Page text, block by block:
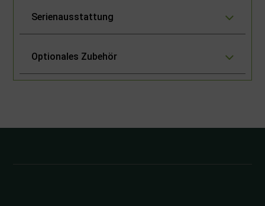
Serienausstattung
Optionales Zubehör